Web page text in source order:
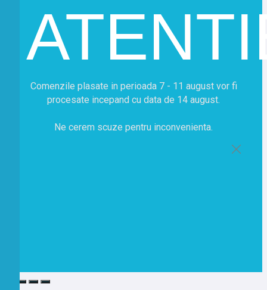
Comenzile plasate in perioada 7 - 11 august vor fi
procesate incepand cu data de 14 august.
Ne cerem scuze pentru inconvenienta.